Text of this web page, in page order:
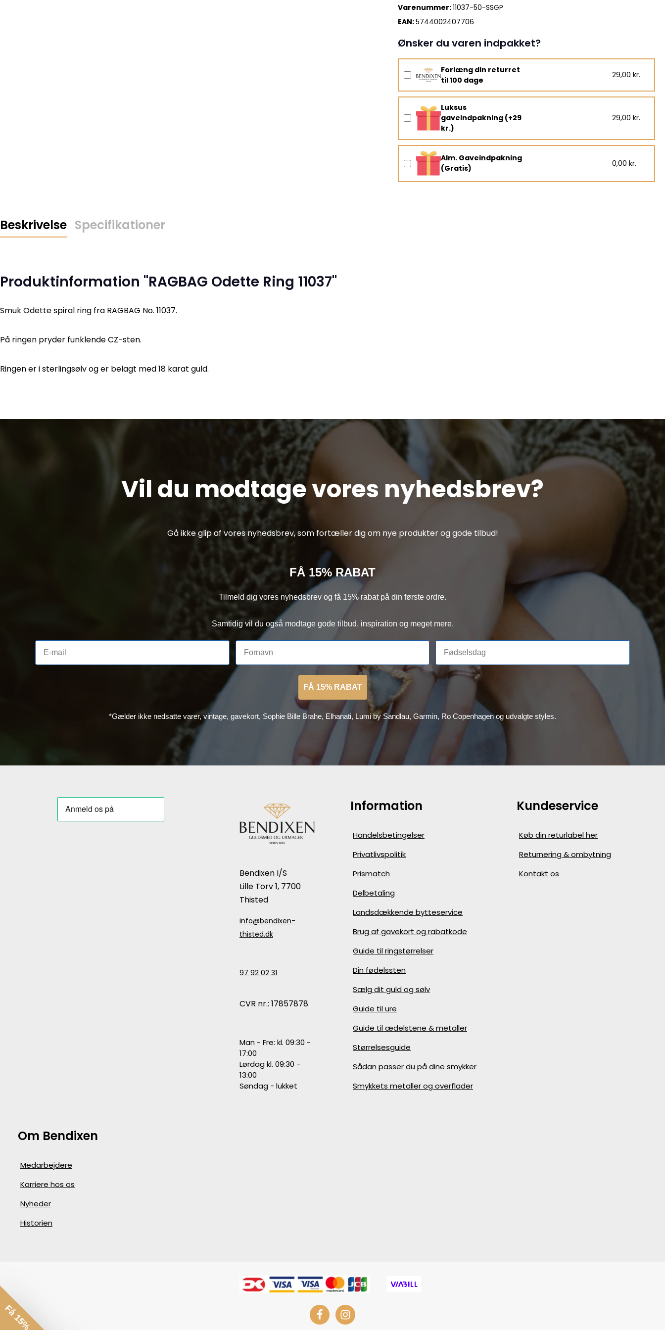
Varenummer:11037-50-SSGP
EAN:5744002407706
Ønsker du varen indpakket?
Forlæng din returret
til 100 dage
29,00 kr.
Luksus
gaveindpakning (+29
kr.)
29,00 kr.
Alm. Gaveindpakning
(Gratis)
0,00 kr.
Beskrivelse Specifikationer
Produktinformation "RAGBAG Odette Ring 11037"
Smuk Odette spiral ring fra RAGBAG No. 11037.
På ringen pryder funklende CZ-sten.
Ringen er i sterlingsølv og er belagt med 18 karat guld.
Vil du modtage vores nyhedsbrev?
Gå ikke glip af vores nyhedsbrev, som fortæller dig om nye produkter og gode tilbud!
FÅ 15% RABAT
Tilmeld dig vores nyhedsbrev og få 15% rabat på din første ordre.
Samtidig vil du også modtage gode tilbud, inspiration og meget mere.
FÅ 15% RABAT
*Gælder ikke nedsatte varer, vintage, gavekort, Sophie Bille Brahe, Elhanati, Lumi by Sandlau, Garmin, Ro Copenhagen og udvalgte styles.
Bendixen I/S
Lille Torv 1, 7700
Thisted
info@bendixen-
thisted.dk
97 92 02 31
CVR nr.: 17857878
Man - Fre: kl. 09:30 -
17:00
Lørdag kl. 09:30 -
13:00
Søndag - lukket
Information
Handelsbetingelser
Privatlivspolitik
Prismatch
Delbetaling
Landsdækkende bytteservice
Brug af gavekort og rabatkode
Guide til ringstørrelser
Din fødelssten
Sælg dit guld og sølv
Guide til ure
Guide til ædelstene & metaller
Størrelsesguide
Sådan passer du på dine smykker
Smykkets metaller og overflader
Kundeservice
Køb din returlabel her
Returnering & ombytning
Kontakt os
Om Bendixen
Medarbejdere
Karriere hos os
Nyheder
Historien